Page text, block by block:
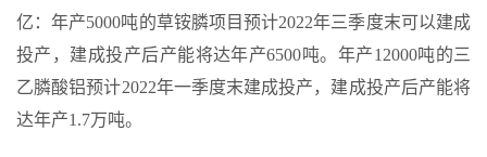
亿：年产5000吨的草铵膦项目预计2022年三季度末可以建成
投产，建成投产后产能将达年产6500吨。年产12000吨的三
乙膦酸铝预计2022年一季度末建成投产，建成投产后产能将
达年产1.7万吨。